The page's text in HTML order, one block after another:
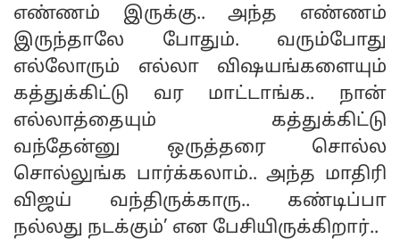
எண்ணம் இருக்கு.. அந்த எண்ணம்
இருந்தாலே போதும். வரும்போது
எல்லோரும் எல்லா விஷயங்களையும்
கத்துக்கிட்டு வர மாட்டாங்க.. நான்
எல்லாத்தையும் கத்துக்கிட்டு
வந்தேன்னு ஒருத்தரை சொல்ல
சொல்லுங்க பார்க்கலாம்.. அந்த மாதிரி
விஜய் வந்திருக்காரு.. கண்டிப்பா
நல்லது நடக்கும்’ என பேசியிருக்கிறார்..